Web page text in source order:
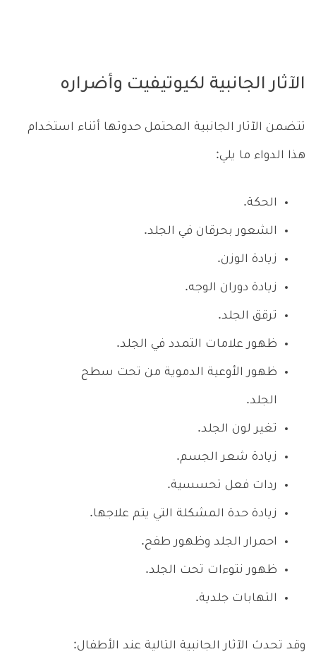
الآثار الجانبية لكيوتيفيت وأضراره
تتضمن الآثار الجانبية المحتمل حدوثها أثناء استخدام
هذا الدواء ما يلي:
الحكة.
الشعور بحرقان في الجلد.
زيادة الوزن.
زيادة دوران الوجه.
ترقق الجلد.
ظهور علامات التمدد في الجلد.
ظهور الأوعية الدموية من تحت سطح
الجلد.
تغير لون الجلد.
زيادة شعر الجسم.
ردات فعل تحسسية.
زيادة حدة المشكلة التي يتم علاجها.
احمرار الجلد وظهور طفح.
ظهور نتوءات تحت الجلد.
التهابات جلدية.
وقد تحدث الآثار الجانبية التالية عند الأطفال: